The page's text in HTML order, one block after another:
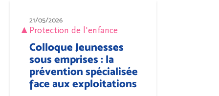
21/05/2026
Protection de l'enfance
Colloque Jeunesses
sous emprises : la
prévention spécialisée
face aux exploitations